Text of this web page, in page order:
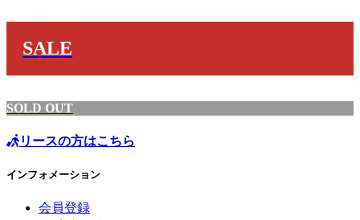
SALE
SOLD OUT
リースの方はこちら
インフォメーション
会員登録